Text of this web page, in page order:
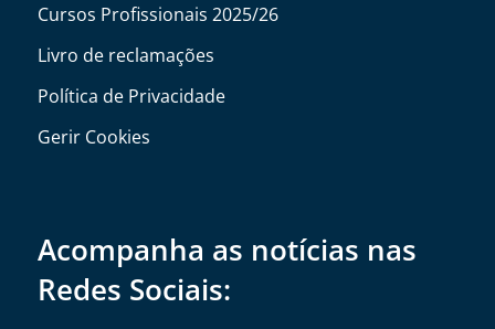
Cursos Profissionais 2025/26
Livro de reclamações
Política de Privacidade
Gerir Cookies
Acompanha as notícias nas
Redes Sociais: